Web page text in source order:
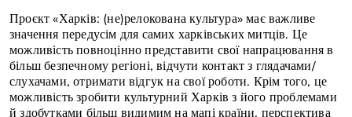
Проєкт «Харків: (не)релокована культура» має важливе
значення передусім для самих харківських митців. Це
можливість повноцінно представити свої напрацювання в
більш безпечному регіоні, відчути контакт з глядачами/
слухачами, отримати відгук на свої роботи. Крім того, це
можливість зробити культурний Харків з його проблемами
й здобутками більш видимим на мапі країни, перспектива